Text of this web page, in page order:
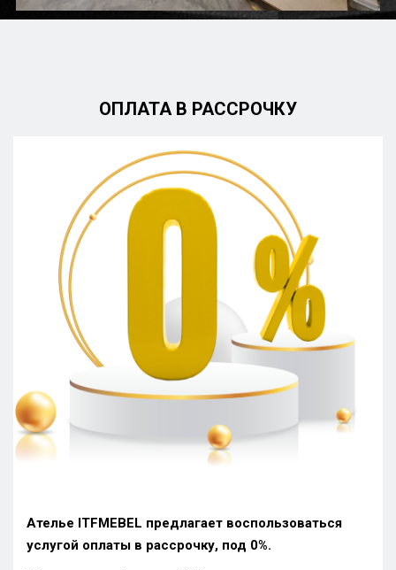
ОПЛАТА В РАССРОЧКУ
Ателье ITFMEBEL предлагает воспользоваться
услугой оплаты в рассрочку, под 0%.